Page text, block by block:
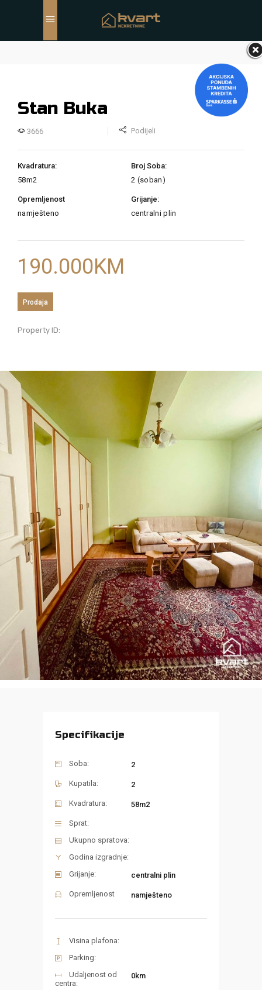
Stan Buka
3666 Podijeli
Kvadratura:
58m2
Broj Soba:
2 (soban)
Opremljenost
namješteno
Grijanje:
centralni plin
190.000KM
Prodaja
Property ID:
Specifikacije
Soba: 2
Kupatila: 2
Kvadratura: 58m2
Sprat:
Ukupno spratova:
Godina izgradnje:
Grijanje:
centralni plin
Opremljenost namješteno
Visina plafona:
Parking:
Udaljenost od
centra:
0km